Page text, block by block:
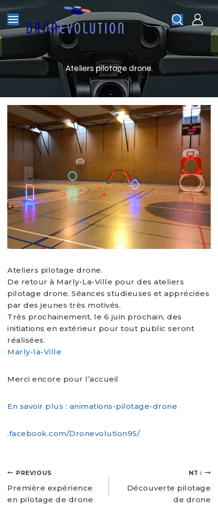
Ateliers pilotage drone.
Ateliers pilotage drone.
De retour à Marly-La-Ville pour des ateliers
pilotage drone. Séances studieuses et appréciées
par des jeunes très motivés.
Très prochainement, le 6 juin prochain, des
initiations en extérieur pour tout public seront
réalisées.
Marly-la-Ville
Merci encore pour l’accueil
En savoir plus : animations-pilotage-drone
.facebook.com/Dronevolution95/
PREVIOUS
Première expérience
en pilotage de drone
NT :
Découverte pilotage
de drone